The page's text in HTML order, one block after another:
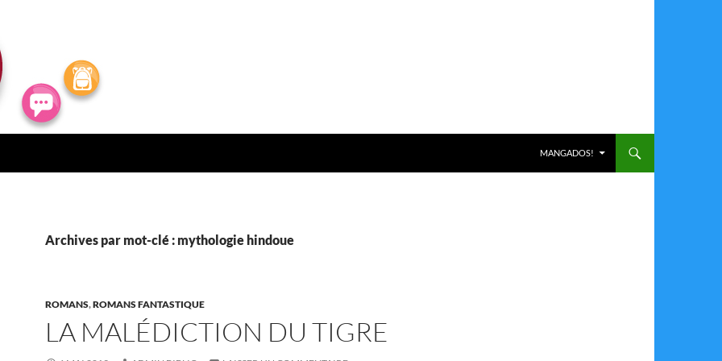
MANGADOS!
Archives par mot-clé : mythologie hindoue
ROMANS,ROMANS FANTASTIQUE
LA MALÉDICTION DU TIGRE